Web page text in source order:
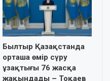
Былтыр Қазақстанда
орташа өмір сүру
ұзақтығы 76 жасқа
жақындады – Тоқаев